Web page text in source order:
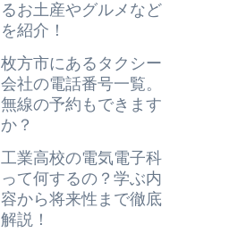
るお土産やグルメなど
を紹介！
枚方市にあるタクシー
会社の電話番号一覧。
無線の予約もできます
か？
工業高校の電気電子科
って何するの？学ぶ内
容から将来性まで徹底
解説！